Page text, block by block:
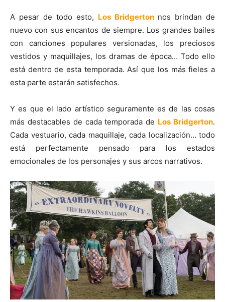
A pesar de todo esto, Los Bridgerton nos brindan de
nuevo con sus encantos de siempre. Los grandes bailes
con canciones populares versionadas, los preciosos
vestidos y maquillajes, los dramas de época… Todo ello
está dentro de esta temporada. Así que los más fieles a
esta parte estarán satisfechos.
Y es que el lado artístico seguramente es de las cosas
más destacables de cada temporada de Los Bridgerton.
Cada vestuario, cada maquillaje, cada localización… todo
está perfectamente pensado para los estados
emocionales de los personajes y sus arcos narrativos.